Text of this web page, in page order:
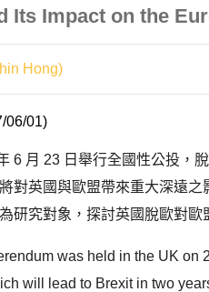
Its Impact on the
Hong)
06/01)
6 月 23 日舉行全國性公投，
對英國與歐盟帶來重大深遠
研究對象，探討英國脫歐對
was held in the UK on
will lead to Brexit in two